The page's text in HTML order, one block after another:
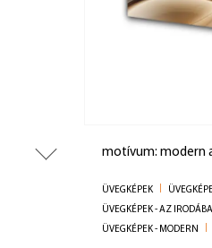
motívum: modern
ÜVEGKÉPEK
ÜVEGKÉPEK - AZ IRODÁBA
ÜVEGKÉPEK - MODERN